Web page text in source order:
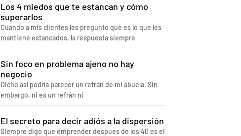
Los 4 miedos que te estancan y cómo
superarlos
Cuando a mis clientes les pregunto qué es lo que les
mantiene estancados, la respuesta siempre
Sin foco en problema ajeno no hay
negocio
Dicho así podría parecer un refrán de mi abuela. Sin
embargo, ni es un refrán ni
El secreto para decir adiós a la dispersión
Siempre digo que emprender después de los 40 es el